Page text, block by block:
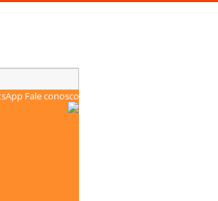
Fale conosco